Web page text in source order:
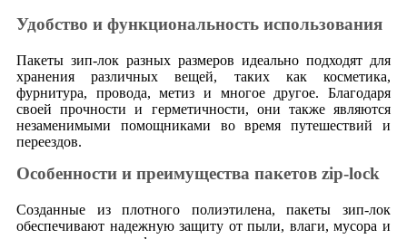
Удобство и функциональность использования
Пакеты зип-лок разных размеров идеально подходят для
хранения различных вещей, таких как косметика,
фурнитура, провода, метиз и многое другое. Благодаря
своей прочности и герметичности, они также являются
незаменимыми помощниками во время путешествий и
переездов.
Особенности и преимущества пакетов zip-lock
Созданные из плотного полиэтилена, пакеты зип-лок
обеспечивают надежную защиту от пыли, влаги, мусора и